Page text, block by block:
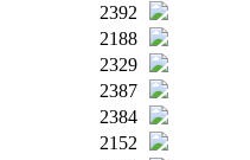
2392
2188
2329
2387
2384
2152